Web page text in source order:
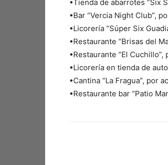
•Tienda de abarrotes “Six
•Bar “Vercia Night Club”,
•Licorería “Súper Six
•Restaurante “Brisas del
•Restaurante “El
•Licorería en tienda de
•Cantina “La Fragua”, por
•Restaurante bar “Patio